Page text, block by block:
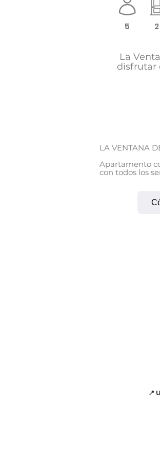
5 2
La
disfrutar
LA VENTANA
Apartamento
con todos los
DISTRIBUCIÓN
• Durante
📍